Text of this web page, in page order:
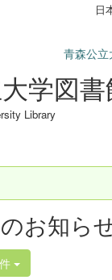
青森公立
学図書
Library
お知ら